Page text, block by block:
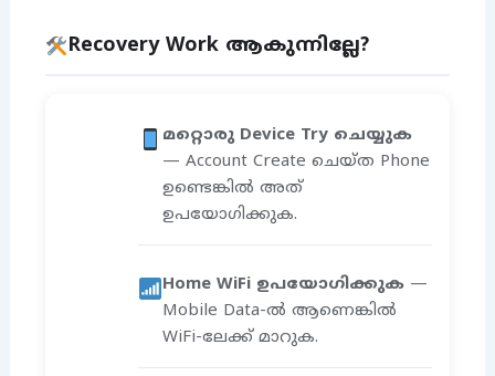
Recovery Work ആകുന്നില്ലേ?
മറ്റൊരു Device Try ചെയ്യുക
— Account Create ചെയ്ത Phone
ഉണ്ടെങ്കിൽ അത്
ഉപയോഗിക്കുക.
Home WiFi ഉപയോഗിക്കുക —
Mobile Data-ൽ ആണെങ്കിൽ
WiFi-ലേക്ക് മാറുക.